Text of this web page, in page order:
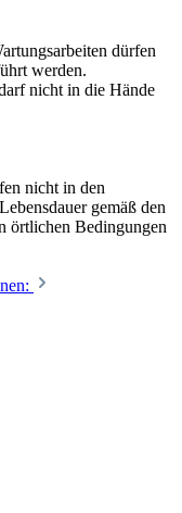
dürfen
werden.
nicht in die Hände
nicht in den
gemäß den
örtlichen Bedingungen